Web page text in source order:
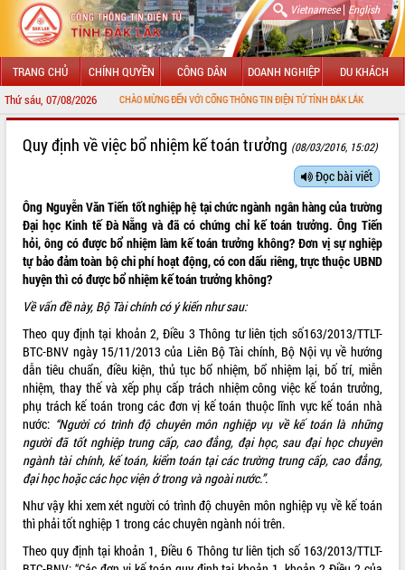
Vietnamese| English
TRANG CHỦ CHÍNH QUYỀN CÔNG DÂN DOANH NGHIỆP DU KHÁCH
Thứ sáu, 07/08/2026CHÀO MỪNG ĐẾN VỚI CỔNG THÔNG TIN ĐIỆN TỬ TỈNH ĐẮK LẮK
TIN TỨC SỰ KIỆN
SỞ, BAN, NGÀNH
UBND CÁC XÃ, PHƯỜNG
THÔNG TIN CHỈ ĐẠO ĐIỀU HÀNH
HỆ THỐNG VĂN BẢN
VĂN BẢN HĐND TỈNH
ĐIỂM TIN VĂN BẢN
QUY HOẠCH - KẾ HOẠCH
QUẢNG CÁO
Quy định về việc bổ nhiệm kế toán trưởng (08/03/2016, 15:02)
Đọc bài viết
Ông Nguyễn Văn Tiến tốt nghiệp hệ tại chức ngành ngân hàng của trường
Đại học Kinh tế Đà Nẵng và đã có chứng chỉ kế toán trưởng. Ông Tiến
hỏi, ông có được bổ nhiệm làm kế toán trưởng không? Đơn vị sự nghiệp
tự bảo đảm toàn bộ chi phí hoạt động, có con dấu riêng, trực thuộc UBND
huyện thì có được bổ nhiệm kế toán trưởng không?
Về vấn đề này, Bộ Tài chính có ý kiến như sau:
Theo quy định tại khoản 2, Điều 3 Thông tư liên tịch số163/2013/TTLT-
BTC-BNV ngày 15/11/2013 của Liên Bộ Tài chính, Bộ Nội vụ về hướng
dẫn tiêu chuẩn, điều kiện, thủ tục bổ nhiệm, bổ nhiệm lại, bố trí, miễn
nhiệm, thay thế và xếp phụ cấp trách nhiệm công việc kế toán trưởng,
phụ trách kế toán trong các đơn vị kế toán thuộc lĩnh vực kế toán nhà
nước: “Người có trình độ chuyên môn nghiệp vụ về kế toán là những
người đã tốt nghiệp trung cấp, cao đẳng, đại học, sau đại học chuyên
ngành tài chính, kế toán, kiểm toán tại các trường trung cấp, cao đẳng,
đại học hoặc các học viện ở trong và ngoài nước.”.
Như vậy khi xem xét người có trình độ chuyên môn nghiệp vụ về kế toán
thì phải tốt nghiệp 1 trong các chuyên ngành nói trên.
Theo quy định tại khoản 1, Điều 6 Thông tư liên tịch số 163/2013/TTLT-